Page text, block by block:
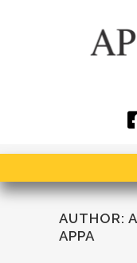
AUTHOR:
APPA